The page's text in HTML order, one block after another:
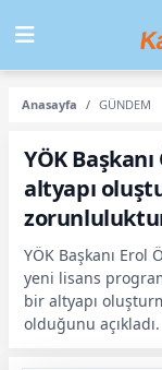
Anasayfa GÜNDEM
YÖK
altyapı
YÖK Başkanı Erol
yeni lisans
bir altyapı
olduğunu açıkladı.